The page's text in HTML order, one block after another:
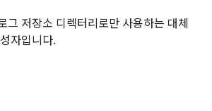
그 저장소 디렉터리로만 사용하는 대체
자입니다.